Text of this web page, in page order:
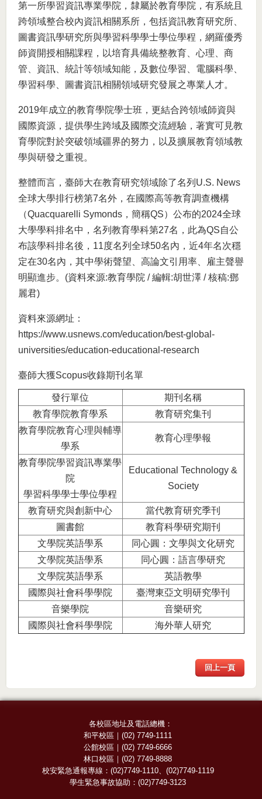
第一所學習資訊專業學院，隸屬於教育學院，有系統且
跨領域整合校內資訊相關系所，包括資訊教育研究所、
圖書資訊學研究所與學習科學學士學位學程，網羅優秀
師資開授相關課程，以培育具備統整教育、心理、商
管、資訊、統計等領域知能，及數位學習、電腦科學、
學習科學、圖書資訊相關領域研究發展之專業人才。
2019年成立的教育學院學士班，更結合跨領域師資與
國際資源，提供學生跨域及國際交流經驗，著實可見教
育學院對於突破領域疆界的努力，以及擴展教育領域教
學與研發之重視。
整體而言，臺師大在教育研究領域除了名列U.S. News
全球大學排行榜第7名外，在國際高等教育調查機構
（Quacquarelli Symonds，簡稱QS）公布的2024全球
大學學科排名中，名列教育學科第27名，此為QS自公
布該學科排名後，11度名列全球50名內，近4年名次穩
定在30名內，其中學術聲望、高論文引用率、雇主聲譽
明顯進步。(資料來源:教育學院 / 編輯:胡世澤 / 核稿:鄧
麗君)
資料來源網址：
https://www.usnews.com/education/best-global-
universities/education-educational-research
臺師大獲Scopus收錄期刊名單
發行單位
期刊名稱
教育學院教育學系
教育研究集刊
教育學院教育心理與輔導
學系
教育心理學報
教育學院學習資訊專業學
院
學習科學學士學位學程
Educational Technology &
Society
教育研究與創新中心
當代教育研究季刊
圖書館
教育科學研究期刊
文學院英語學系
同心圓：文學與文化研究
文學院英語學系
同心圓：語言學研究
文學院英語學系
英語教學
國際與社會科學學院
臺灣東亞文明研究學刊
音樂學院
音樂研究
國際與社會科學學院
海外華人研究
回上一頁
各校區地址及電話總機：
和平校區 ｜(02) 7749-1111
公館校區 ｜(02) 7749-6666
林口校區 ｜(02) 7749-8888
校安緊急通報專線： (02)7749-1110、 (02)7749-1119
學生緊急事故協助：(02)7749-3123